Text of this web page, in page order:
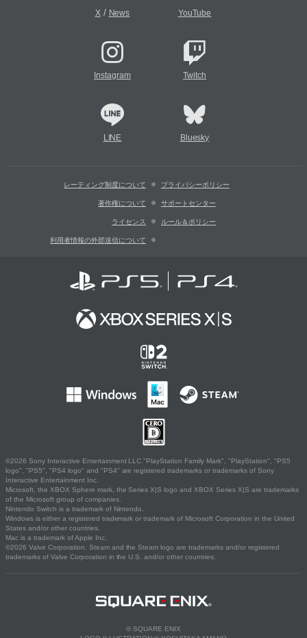
X/ News YouTube
Instagram Twitch
LINE Bluesky
レーティング制度について プライバシーポリシー
著作権について サポートセンター
ライセンス ルール＆ポリシー
利用者情報の外部送信について
©2026 Sony Interactive Entertainment LLC."PlayStation Family Mark", "PlayStation", "PS5
logo", "PS5", "PS4 logo" and "PS4" are registered trademarks or trademarks of Sony
Interactive Entertainment Inc.
Microsoft, the XBOX Sphere mark, the Series X|S logo and XBOX Series X|S are trademarks
of the Microsoft group of companies.
Nintendo Switch is a trademark of Nintendo.
Windows is either a registered trademark or trademark of Microsoft Corporation in the United
States and/or other countries.
Mac is a trademark of Apple Inc.
©2026 Valve Corporation. Steam and the Steam logo are trademarks and/or registered
trademarks of Valve Corporation in the U.S. and/or other countries.
© SQUARE ENIX